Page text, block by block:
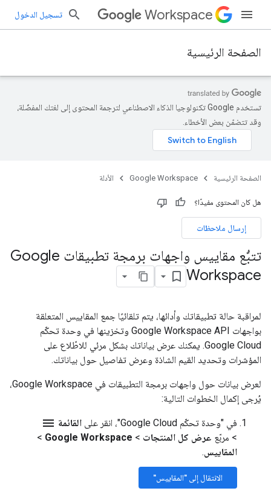
Workspace تسجيل الدخول
الصفحة الرئيسية
تستخدم Google تكنولوجيا الذكاء الاصطناعي لترجمة المحتوى إلى لغتك المفضّلة،
وقد تتضمّن بعض الأخطاء.
الصفحة الرئيسية Google Workspace الأدلة
هل كان المحتوى مفيدًا؟
إرسال ملاحظات
تتبُّع مقاييس واجهات برمجة تطبيقات Google
Workspace
لمراقبة حالة تطبيقاتك وأدائها، يتم تلقائيًا جمع المقاييس المتعلقة
بواجهات Google Workspace API وتخزينها في وحدة تحكّم
Google Cloud. يمكنك عرض بياناتك بشكل مرئي للاطّلاع على
المؤشرات وتحديد القيم الشاذة وعرض تفاصيل حول بياناتك.
لعرض بيانات حول واجهات برمجة التطبيقات في Google Workspace،
يُرجى إكمال الخطوات التالية:
في "وحدة تحكّم Google Cloud"، انقر على القائمة menu
> مربّع عرض كل المنتجات >
Google Workspace
>
المقاييس.
الانتقال إلى "المقاييس"